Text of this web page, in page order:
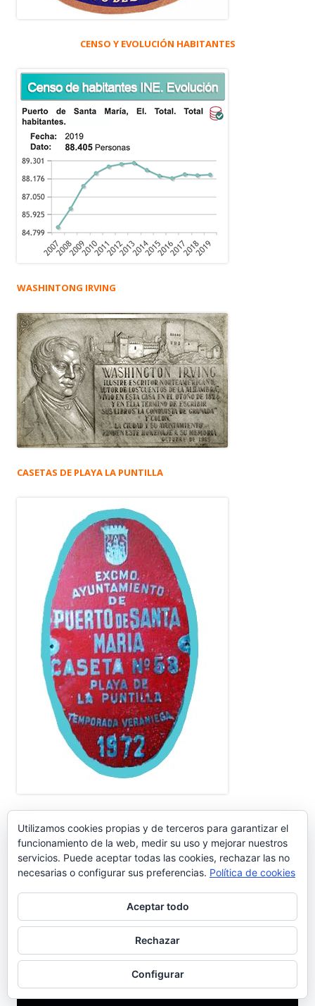
CENSO Y EVOLUCIÓN HABITANTES
WASHINTONG IRVING
CASETAS DE PLAYA LA PUNTILLA
Suscribirse Canal YouTube Gente del Puerto
CANAL DE YOUTUBE
de
vídeo
Utilizamos cookies propias y de terceros para garantizar el
funcionamiento de la web, medir su uso y mejorar nuestros
servicios. Puede aceptar todas las cookies, rechazar las no
necesarias o configurar sus preferencias. Política de cookies
Aceptar todo
Rechazar
Configurar